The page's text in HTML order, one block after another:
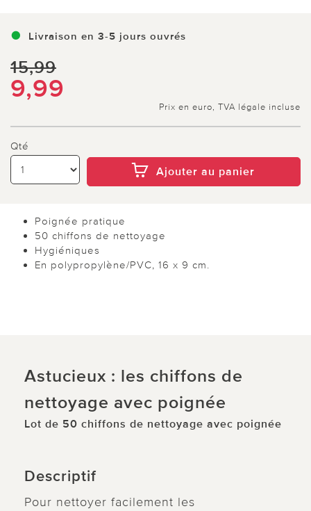
Livraison en 3-5 jours ouvrés
15,99
9,99
Prix en euro, TVA légale incluse
Qté
Ajouter au panier
Poignée pratique
50 chiffons de nettoyage
Hygiéniques
En polypropylène/PVC, 16 x 9 cm.
Astucieux : les chiffons de
nettoyage avec poignée
Lot de 50 chiffons de nettoyage avec poignée
Descriptif
Pour nettoyer facilement les